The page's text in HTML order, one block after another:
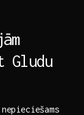
Gludu